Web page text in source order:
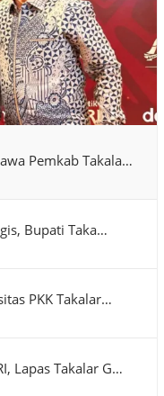
Pemkab Takala…
Bupati Taka…
PKK Takalar…
Lapas Takalar G…